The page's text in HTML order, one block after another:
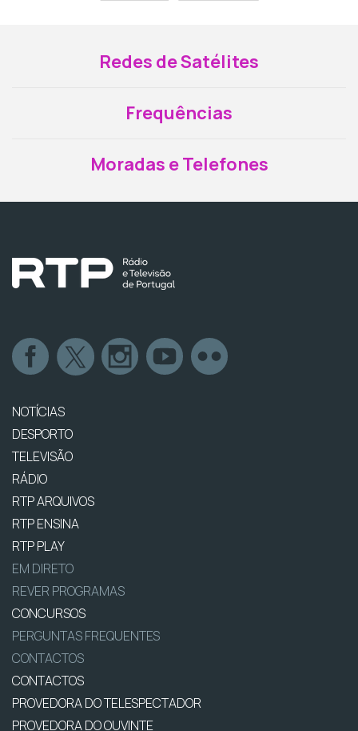
Redes de Satélites
Frequências
Moradas e Telefones
NOTÍCIAS
DESPORTO
TELEVISÃO
RÁDIO
RTP ARQUIVOS
RTP ENSINA
RTP PLAY
EM DIRETO
REVER PROGRAMAS
CONCURSOS
PERGUNTAS FREQUENTES
CONTACTOS
CONTACTOS
PROVEDORA DO TELESPECTADOR
PROVEDORA DO OUVINTE